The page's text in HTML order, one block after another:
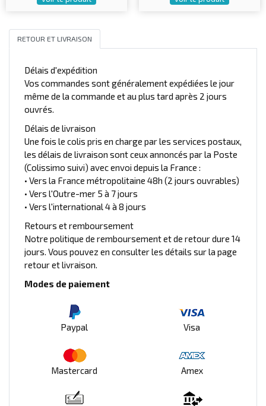
RETOUR ET LIVRAISON
Délais d'expédition
Vos commandes sont généralement expédiées le jour
même de la commande et au plus tard après 2 jours
ouvrés.
Délais de livraison
Une fois le colis pris en charge par les services postaux,
les délais de livraison sont ceux annoncés par la Poste
(Colissimo suivi) avec envoi depuis la France :
• Vers la France métropolitaine 48h (2 jours ouvrables)
• Vers l'Outre-mer 5 à 7 jours
• Vers l'international 4 à 8 jours
Retours et remboursement
Notre politique de remboursement et de retour dure 14
jours. Vous pouvez en consulter les détails sur la page
retour et livraison.
Modes de paiement
Paypal Visa
Mastercard Amex